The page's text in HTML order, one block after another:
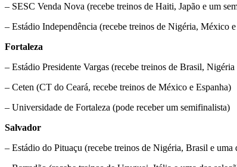
– SESC Venda Nova (recebe treinos de Haiti, Japão e um
– Estádio Independência (recebe treinos de Nigéria, México
Fortaleza
– Estádio Presidente Vargas (recebe treinos de Brasil,
– Ceten (CT do Ceará, recebe treinos de México e Espanha)
– Universidade de Fortaleza (pode receber um semifinalista)
Salvador
– Estádio do Pituaçu (recebe treinos de Nigéria, Brasil e uma